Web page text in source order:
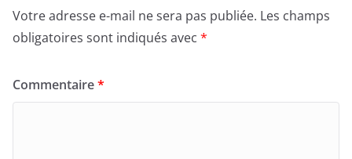
Votre adresse e-mail ne sera pas publiée. Les champs
obligatoires sont indiqués avec *
Commentaire*